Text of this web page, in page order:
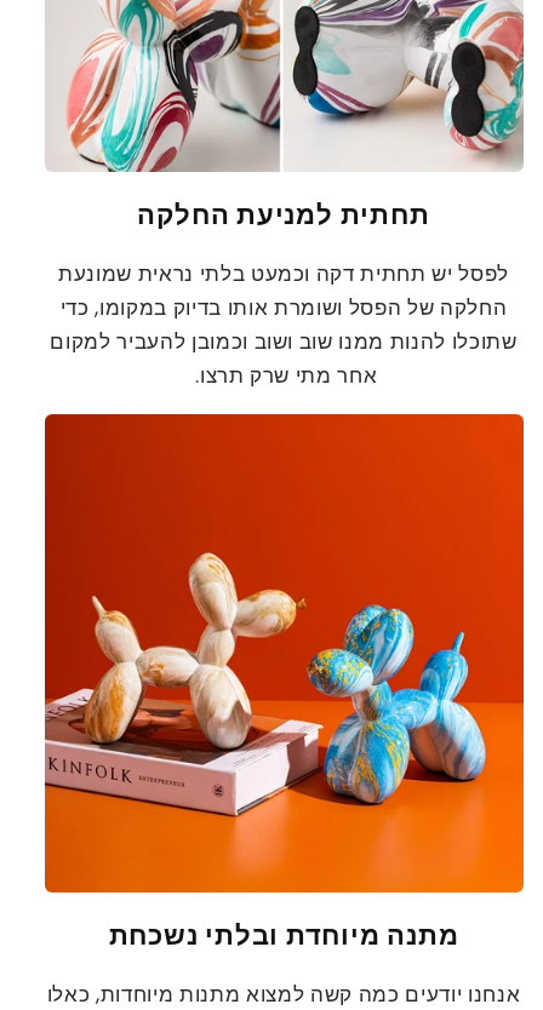
תחתית למניעת החלקה
לפסל יש תחתית דקה וכמעט בלתי נראית שמונעת
החלקה של הפסל ושומרת אותו בדיוק במקומו, כדי
שתוכלו להנות ממנו שוב ושוב וכמובן להעביר למקום
אחר מתי שרק תרצו.
מתנה מיוחדת ובלתי נשכחת
אנחנו יודעים כמה קשה למצוא מתנות מיוחדות, כאלו